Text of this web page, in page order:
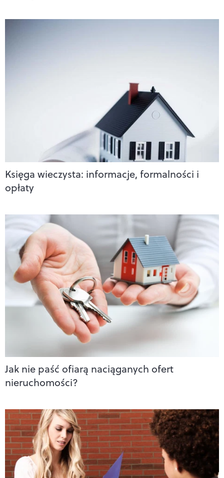
Księga wieczysta: informacje, formalności i
opłaty
Jak nie paść ofiarą naciąganych ofert
nieruchomości?